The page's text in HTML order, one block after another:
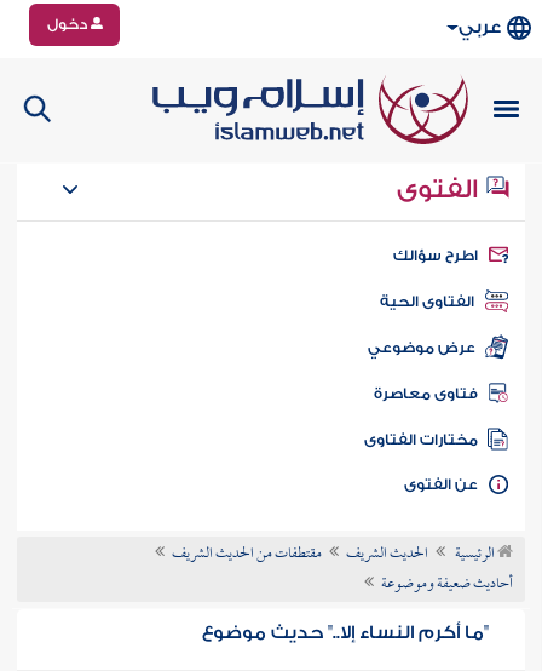
عربي دخول
الفتوى
سؤالك
الفتاوى الحية
عرض موضوعي
فتاوى معاصرة
مختارات الفتاوى
الفتوى
الرئيسية الحديث الشريف
مقتطفات من الحديث الشريف
أحاديث ضعيفة وموضوعة
"ما أكرم النساء إلا.." حديث موضوع